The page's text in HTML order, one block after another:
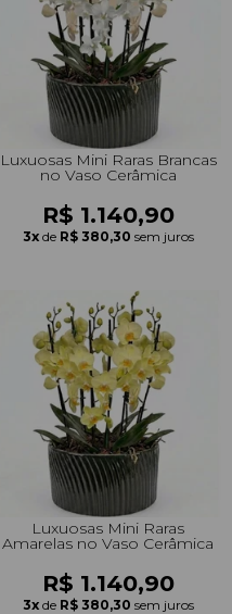
Luxuosas Mini Raras Brancas
no Vaso Cerâmica
R$ 1.140,90
3x de R$ 380,30 sem juros
Luxuosas Mini Raras
Amarelas no Vaso Cerâmica
R$ 1.140,90
3x de R$ 380,30 sem juros